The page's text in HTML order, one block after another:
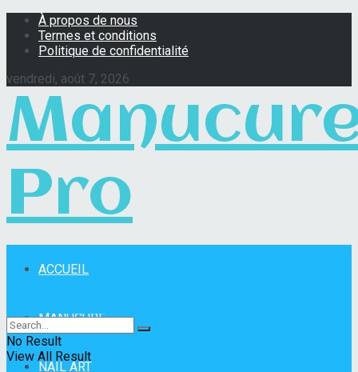
À propos de nous
Termes et conditions
Politique de confidentialité
vendredi, août 7, 2026
Pro
ACCUEIL
MANUCURE
NAIL ART
No Result
View All Result